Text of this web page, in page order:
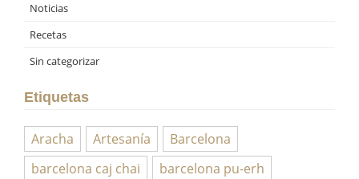
Noticias
Recetas
Sin categorizar
Etiquetas
Aracha Artesanía
Barcelona
barcelona caj chai
barcelona pu-erh